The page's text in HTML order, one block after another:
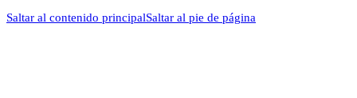
Saltar al contenido principalSaltar al pie de página